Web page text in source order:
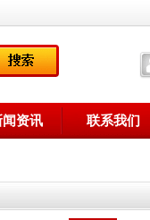
闻资讯 联系我们